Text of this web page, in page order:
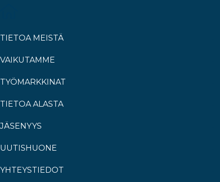
TIETOA MEISTÄ
VAIKUTAMME
TYÖMARKKINAT
TIETOA ALASTA
JÄSENYYS
UUTISHUONE
YHTEYSTIEDOT